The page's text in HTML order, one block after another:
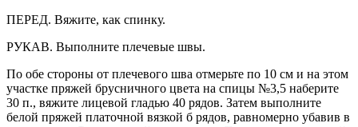
ПЕРЕД. Вяжите, как спинку.
РУКАВ. Выполните плечевые швы.
По обе стороны от плечевого шва отмерьте по 10 см и на этом
участке пряжей брусничного цвета на спицы №3,5 наберите
30 п., вяжите лицевой гладью 40 рядов. Затем выполните
белой пряжей платочной вязкой б рядов, равномерно убавив в